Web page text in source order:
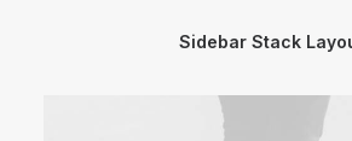
Sidebar Stack